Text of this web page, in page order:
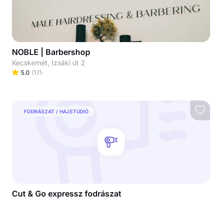
NOBLE | Barbershop
Kecskemét, Izsáki út 2
5.0 (17)
FODRÁSZAT / HAJSTÚDIÓ
Cut & Go expressz fodrászat